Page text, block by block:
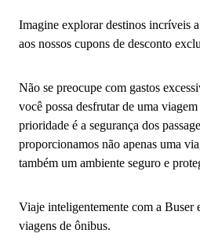
Imagine explorar destinos incríveis
aos nossos cupons de desconto
Não se preocupe com gastos
você possa desfrutar de uma
prioridade é a segurança dos
proporcionamos não apenas uma
também um ambiente seguro e
Viaje inteligentemente com a Buser
viagens de ônibus.